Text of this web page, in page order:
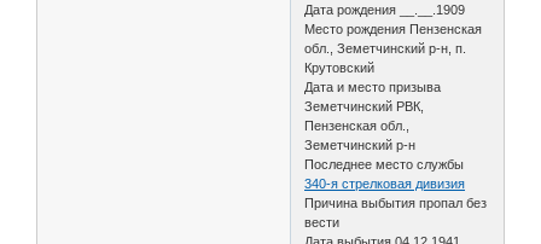
Дата рождения __.__.1909
Место рождения Пензенская
обл., Земетчинский р-н, п.
Крутовский
Дата и место призыва
Земетчинский РВК,
Пензенская обл.,
Земетчинский р-н
Последнее место службы
340-я стрелковая дивизия
Причина выбытия пропал без
вести